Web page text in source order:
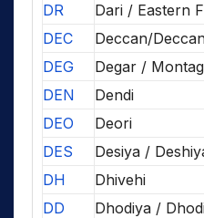
DR
Dari / Eastern
DEC
Deccan/
DEG
Degar /
DEN
Dendi
DEO
Deori
DES
Desiya /
DH
Dhivehi
DD
Dhodiya /